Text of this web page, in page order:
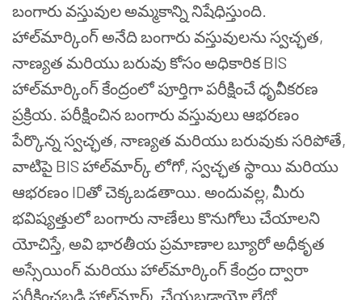
బంగారు వస్తువుల అమ్మకాన్ని నిషేధిస్తుంది.
హాల్‌మార్కింగ్ అనేది బంగారు వస్తువులను స్వచ్ఛత,
నాణ్యత మరియు బరువు కోసం అధికారిక BIS
హాల్‌మార్కింగ్ కేంద్రంలో పూర్తిగా పరీక్షించే ధృవీకరణ
ప్రక్రియ. పరీక్షించిన బంగారు వస్తువులు ఆభరణం
పేర్కొన్న స్వచ్ఛత, నాణ్యత మరియు బరువుకు సరిపోతే,
వాటిపై BIS హాల్‌మార్క్ లోగో, స్వచ్ఛత స్థాయి మరియు
ఆభరణం IDతో చెక్కబడతాయి. అందువల్ల, మీరు
భవిష్యత్తులో బంగారు నాణేలు కొనుగోలు చేయాలని
యోచిస్తే, అవి భారతీయ ప్రమాణాల బ్యూరో అధీకృత
అస్సేయింగ్ మరియు హాల్‌మార్కింగ్ కేంద్రం ద్వారా
పరీక్షించబడి హాల్‌మార్క్ చేయబడ్డాయో లేదో